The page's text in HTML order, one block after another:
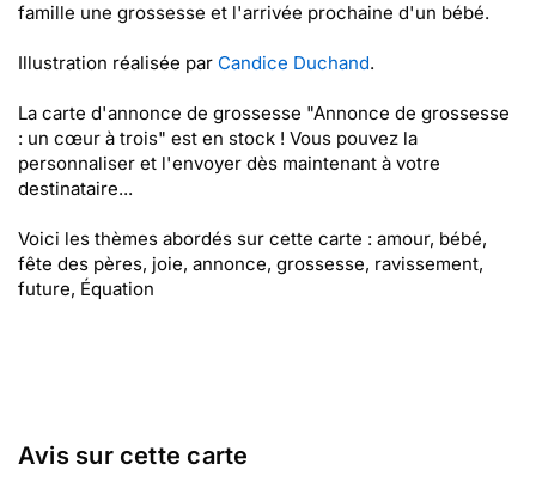
famille une grossesse et l'arrivée prochaine d'un bébé.
Illustration réalisée par Candice Duchand.
La carte d'annonce de grossesse "Annonce de grossesse
: un cœur à trois" est en stock ! Vous pouvez la
personnaliser et l'envoyer dès maintenant à votre
destinataire...
Voici les thèmes abordés sur cette carte : amour, bébé,
fête des pères, joie, annonce, grossesse, ravissement,
future, Équation
Avis sur cette carte